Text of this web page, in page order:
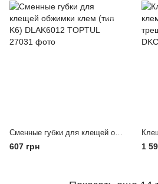
Сменные губки для клещей обжимки клем (тип K6) DLAK6012 TOPTUL
607 грн 1